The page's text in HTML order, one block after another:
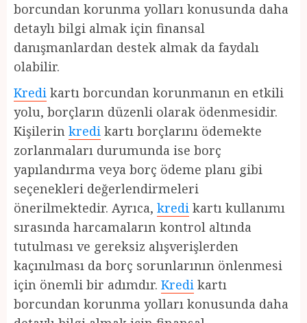
borcundan korunma yolları konusunda daha
detaylı bilgi almak için finansal
danışmanlardan destek almak da faydalı
olabilir.
Kredi kartı borcundan korunmanın en etkili
yolu, borçların düzenli olarak ödenmesidir.
Kişilerin kredi kartı borçlarını ödemekte
zorlanmaları durumunda ise borç
yapılandırma veya borç ödeme planı gibi
seçenekleri değerlendirmeleri
önerilmektedir. Ayrıca, kredi kartı kullanımı
sırasında harcamaların kontrol altında
tutulması ve gereksiz alışverişlerden
kaçınılması da borç sorunlarının önlenmesi
için önemli bir adımdır. Kredi kartı
borcundan korunma yolları konusunda daha